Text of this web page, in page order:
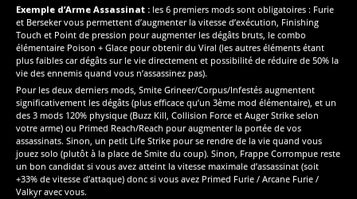
Exemple d’Arme Assassinat : les 6 premiers mods sont obligatoires : Furie
et Berseker vous permettent d’augmenter la vitesse d’exécution, Finishing
Touch et Point de pression pour augmenter les dégâts bruts, le combo
élémentaire Poison + Glace pour obtenir du Viral (les autres éléments étant
plus faibles car dégâts sur le vie directement et possibilité de réduire de 50% la
vie des ennemis quand vous n’assassinez pas).
Pour les deux derniers mods, Smite Grineer/Corpus/Infestés augmentent
significativement les dégâts (plus efficace qu’un 3ème mod élémentaire), et un
des 3 mods 120% physique (Buzz Kill, Collision Force et Auger Strike selon
votre arme) ou Primed Reach/Reach pour augmenter la portée de vos
assassinats. Sinon, un petit Life Strike pour se rendre de la vie quand vous
jouez solo (plutôt à la place de Smite du coup). Sinon, Frappe Corrompue reste
un bon candidat si vous avez atteint la vitesse maximale d’assassinat (soit
+33% de vitesse d’attaque) donc si vous avez Primed Furie / Arcane Furie /
Valkyr avec vous.